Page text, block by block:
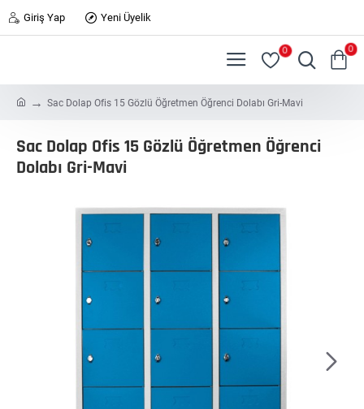
Giriş Yap Yeni Üyelik
0 0
e
Sac Dolap Ofis 15 Gözlü Öğretmen Öğrenci Dolabı Gri-Mavi
Sac Dolap Ofis 15 Gözlü Öğretmen Öğrenci
Dolabı Gri-Mavi